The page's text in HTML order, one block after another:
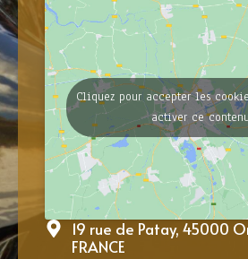
Cliquez pour accepter les
activer ce contenu
19 rue de Patay, 45000
FRANCE